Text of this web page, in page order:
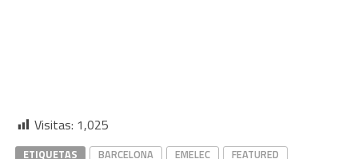
Visitas: 1,025
ETIQUETAS BARCELONA EMELEC
FEATURED